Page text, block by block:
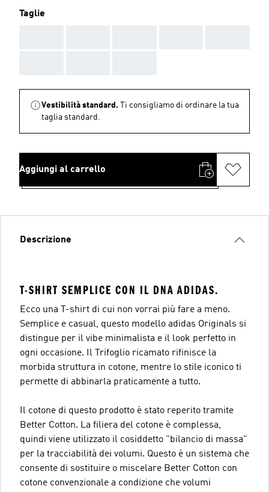
Taglie
Vestibilità standard.
Ti consigliamo di ordinare la tua
taglia standard.
Aggiungi al carrello
Descrizione
T-SHIRT SEMPLICE CON IL DNA ADIDAS.
Ecco una T-shirt di cui non vorrai più fare a meno.
Semplice e casual, questo modello adidas Originals si
distingue per il vibe minimalista e il look perfetto in
ogni occasione. Il Trifoglio ricamato rifinisce la
morbida struttura in cotone, mentre lo stile iconico ti
permette di abbinarla praticamente a tutto.
Il cotone di questo prodotto è stato reperito tramite
Better Cotton. La filiera del cotone è complessa,
quindi viene utilizzato il cosiddetto "bilancio di massa"
per la tracciabilità dei volumi. Questo è un sistema che
consente di sostituire o miscelare Better Cotton con
cotone convenzionale a condizione che volumi